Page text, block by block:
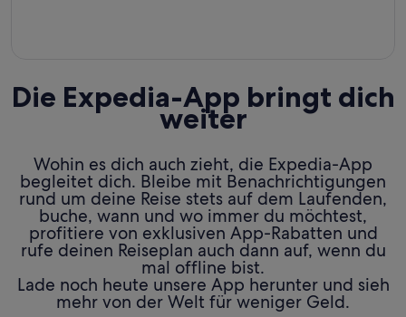
Die Expedia-App bringt dich
weiter
Wohin es dich auch zieht, die Expedia-App
begleitet dich. Bleibe mit Benachrichtigungen
rund um deine Reise stets auf dem Laufenden,
buche, wann und wo immer du möchtest,
profitiere von exklusiven App-Rabatten und
rufe deinen Reiseplan auch dann auf, wenn du
mal offline bist.
Lade noch heute unsere App herunter und sieh
mehr von der Welt für weniger Geld.